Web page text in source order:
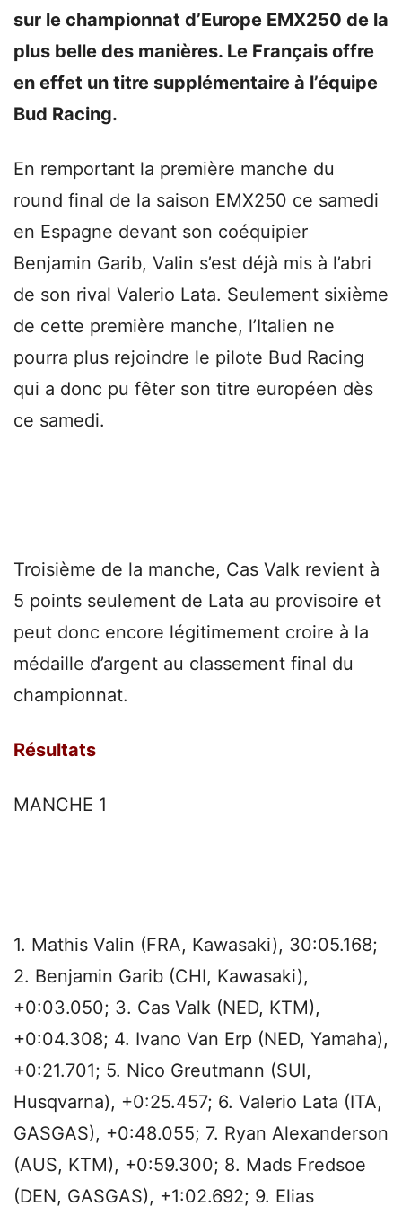
sur le championnat d’Europe EMX250 de la
plus belle des manières. Le Français offre
en effet un titre supplémentaire à l’équipe
Bud Racing.
En remportant la première manche du
round final de la saison EMX250 ce samedi
en Espagne devant son coéquipier
Benjamin Garib, Valin s’est déjà mis à l’abri
de son rival Valerio Lata. Seulement sixième
de cette première manche, l’Italien ne
pourra plus rejoindre le pilote Bud Racing
qui a donc pu fêter son titre européen dès
ce samedi.
Troisième de la manche, Cas Valk revient à
5 points seulement de Lata au provisoire et
peut donc encore légitimement croire à la
médaille d’argent au classement final du
championnat.
Résultats
MANCHE 1
1. Mathis Valin (FRA, Kawasaki), 30:05.168;
2. Benjamin Garib (CHI, Kawasaki),
+0:03.050; 3. Cas Valk (NED, KTM),
+0:04.308; 4. Ivano Van Erp (NED, Yamaha),
+0:21.701; 5. Nico Greutmann (SUI,
Husqvarna), +0:25.457; 6. Valerio Lata (ITA,
GASGAS), +0:48.055; 7. Ryan Alexanderson
(AUS, KTM), +0:59.300; 8. Mads Fredsoe
(DEN, GASGAS), +1:02.692; 9. Elias